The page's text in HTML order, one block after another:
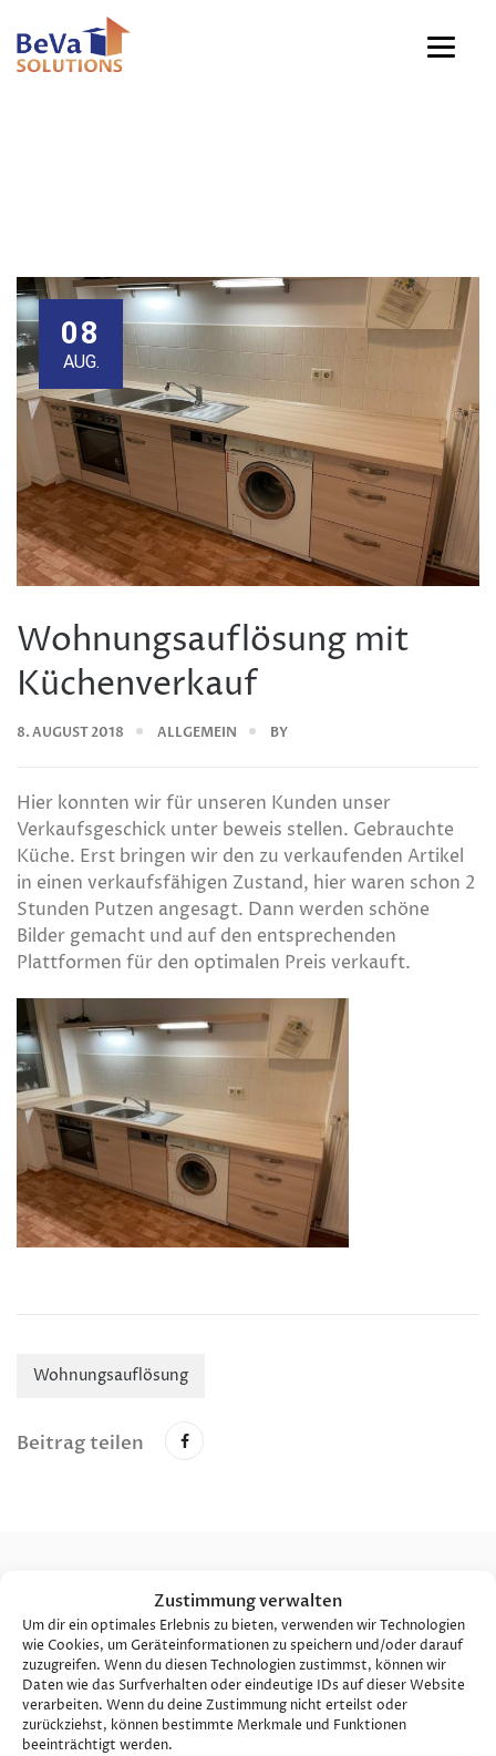
Zustimmung verwalten
Um dir ein optimales Erlebnis zu bieten, verwenden wir Technologien
wie Cookies, um Geräteinformationen zu speichern und/oder darauf
zuzugreifen. Wenn du diesen Technologien zustimmst, können wir
Daten wie das Surfverhalten oder eindeutige IDs auf dieser Website
verarbeiten. Wenn du deine Zustimmung nicht erteilst oder
zurückziehst, können bestimmte Merkmale und Funktionen
beeinträchtigt werden.
08
AUG.
Wohnungsauflösung mit
Küchenverkauf
8. AUGUST 2018 ALLGEMEIN BY
Hier konnten wir für unseren Kunden unser
Verkaufsgeschick unter beweis stellen. Gebrauchte
Küche. Erst bringen wir den zu verkaufenden Artikel
in einen verkaufsfähigen Zustand, hier waren schon 2
Stunden Putzen angesagt. Dann werden schöne
Bilder gemacht und auf den entsprechenden
Plattformen für den optimalen Preis verkauft.
Wohnungsauflösung
Beitrag teilen
Kategorien